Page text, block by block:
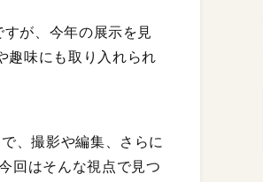
が、今年の展示を見
趣味にも取り入れられ
、撮影や編集、さらに
回はそんな視点で見つ